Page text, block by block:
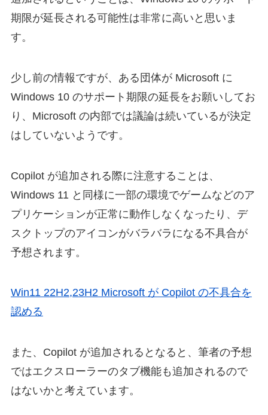
期限が延長される可能性は非常に高いと思いま
す。
少し前の情報ですが、ある団体が Microsoft に
Windows 10 のサポート期限の延長をお願いしてお
り、Microsoft の内部では議論は続いているが決定
はしていないようです。
Copilot が追加される際に注意することは、
Windows 11 と同様に一部の環境でゲームなどのア
プリケーションが正常に動作しなくなったり、デ
スクトップのアイコンがバラバラになる不具合が
予想されます。
Win11 22H2,23H2 Microsoft が Copilot の不具合を
認める
また、Copilot が追加されるとなると、筆者の予想
ではエクスローラーのタブ機能も追加されるので
はないかと考えています。